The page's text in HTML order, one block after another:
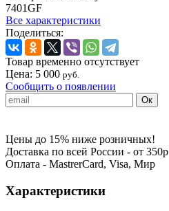
7401GF
Все характеристики
Поделиться:
Товар временно отсутствует
Цена: 5 000 руб.
Сообщить о появлении
Цены до 15% ниже розничных!
Доставка по всей России - от 350р
Оплата - MastrerCard, Visa, Мир
Характеристики